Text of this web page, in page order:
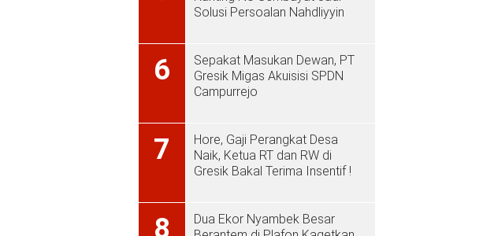
Solusi Persoalan Nahdliyyin
6
Sepakat Masukan Dewan, PT
Gresik Migas Akuisisi SPDN
Campurrejo
7
Hore, Gaji Perangkat Desa
Naik, Ketua RT dan RW di
Gresik Bakal Terima Insentif !
8
Dua Ekor Nyambek Besar